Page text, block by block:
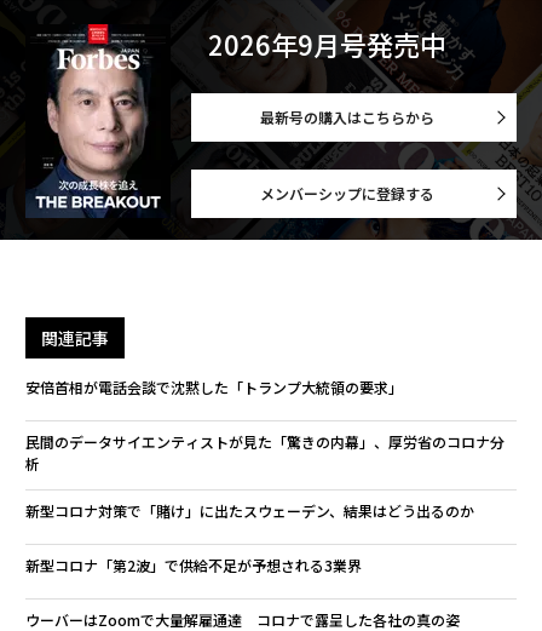
2026年9月号発売中
最新号の購入はこちらから
メンバーシップに登録する
関連記事
安倍首相が電話会談で沈黙した「トランプ大統領の要求」
民間のデータサイエンティストが見た「驚きの内幕」、厚労省のコロナ分
析
新型コロナ対策で「賭け」に出たスウェーデン、結果はどう出るのか
新型コロナ「第2波」で供給不足が予想される3業界
ウーバーはZoomで大量解雇通達 コロナで露呈した各社の真の姿